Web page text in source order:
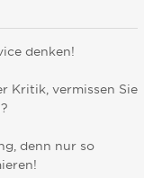
denken!
Kritik, vermissen Sie
denn nur so